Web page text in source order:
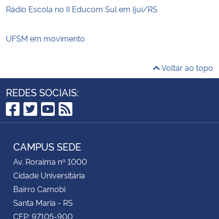
Rádio Escola no II Educom Sul em Ijuí/RS
UFSM em movimento
Voltar ao topo
REDES SOCIAIS:
Facebook
Twitter
YouTube
RSS
CAMPUS SEDE
Av. Roraima nº 1000
Cidade Universitária
Bairro Camobi
Santa Maria - RS
CEP: 97105-900